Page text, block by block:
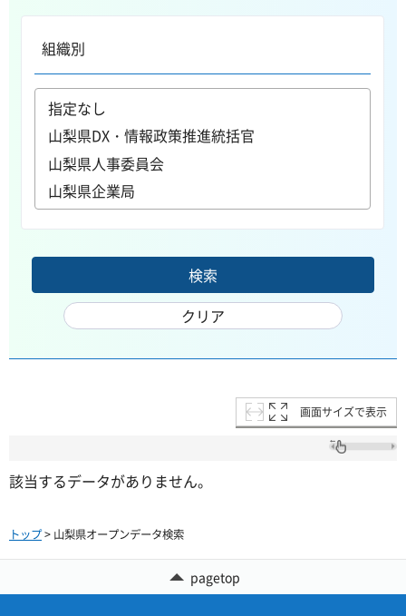
組織別
画面サイズで表示
該当するデータがありません。
トップ> 山梨県オープンデータ検索
pagetop